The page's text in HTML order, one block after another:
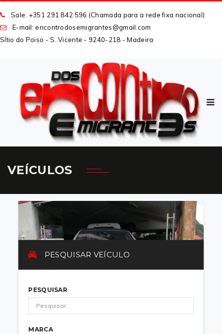
Sale: +351 291 842 596 (Chamada para a rede fixa nacional)
E-mail: encontrodosemigrantes@gmail com
Sítio do Poiso - S. Vicente - 9240-218 - Madeira
VEÍCULOS
CARREGAR MAIS
PESQUISAR VEÍCULO
PESQUISAR
MARCA